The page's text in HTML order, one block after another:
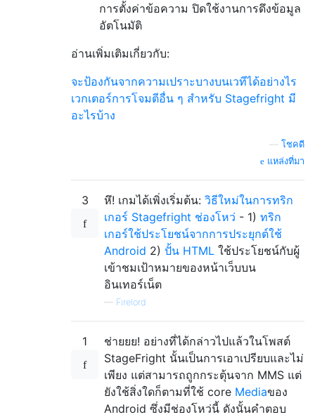
การตั้งค่าข้อความ ปิดใช้งานการดึงข้อมูล
อัตโนมัติ
อ่านเพิ่มเติมเกี่ยวกับ:
จะป้องกันจากความเปราะบางบนเวทีได้อย่างไร
เวกเตอร์การโจมตีอื่น ๆ สำหรับ Stagefright มี
อะไรบ้าง
โชคดี
แหล่งที่มา
3 หึ! เกมได้เพิ่งเริ่มต้น: วิธีใหม่ในการทริก
เกอร์ Stagefright ช่องโหว่ - 1) ทริก
เกอร์ใช้ประโยชน์จากการประยุกต์ใช้
Android 2) ปั้น HTML ใช้ประโยชน์กับผู้
เข้าชมเป้าหมายของหน้าเว็บบน
อินเทอร์เน็ต
— Firelord
1
ช่ายยย! อย่างที่ได้กล่าวไปแล้วในโพสต์
StageFright นั้นเป็นการเอาเปรียบและไม่
เพียง แต่สามารถถูกกระตุ้นจาก MMS แต่
ยังใช้สิ่งใดก็ตามที่ใช้ core Mediaของ
Android ซึ่งมีช่องโหว่นี้ ดังนั้นคำตอบ